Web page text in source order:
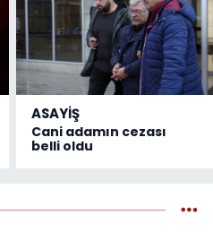
ASAYİŞ
Cani adamın cezası
belli oldu